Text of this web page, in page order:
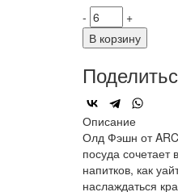
-
+
В корзину
Описание
Олд Фэшн от ARC
посуда
напитков, как
наслаждаться